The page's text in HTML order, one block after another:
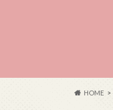
HOME